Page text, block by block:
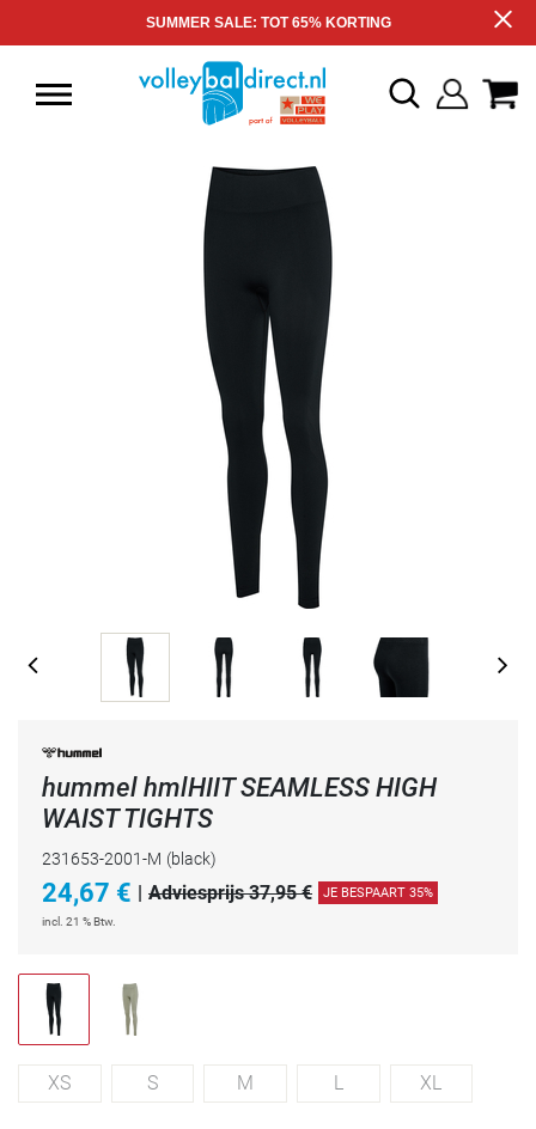
SUMMER SALE: TOT 65% KORTING
hummel hmlHIIT SEAMLESS HIGH
WAIST TIGHTS
231653-2001-M (black)
24,67 € | Adviesprijs 37,95 € JE BESPAART 35%
incl. 21 % Btw.
XS S M L XL